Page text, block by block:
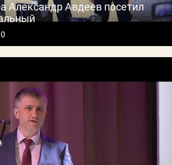
Александр Авдеев посетил